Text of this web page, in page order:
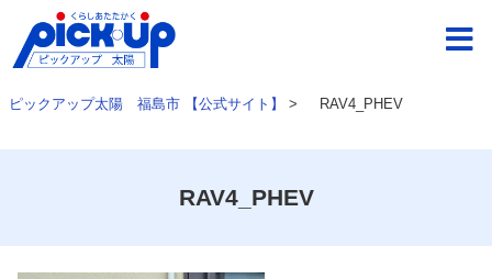
ピックアップ太陽 福島市 【公式サイト】 > RAV4_PHEV
RAV4_PHEV